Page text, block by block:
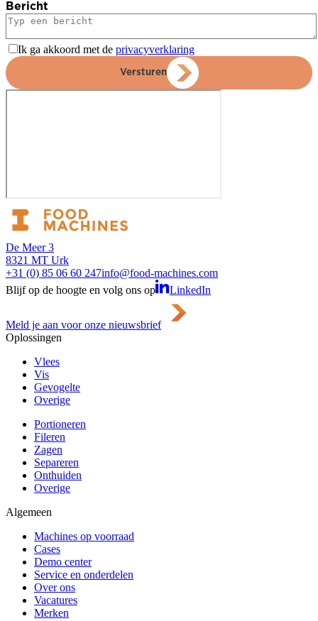
Bericht
Ik ga akkoord met de privacyverklaring
Versturen
De Meer 3
8321 MT Urk
+31 (0) 85 06 60 247info@food-machines.com
Blijf op de hoogte en volg ons op
LinkedIn
Meld je aan voor onze nieuwsbrief
Oplossingen
Vlees
Vis
Gevogelte
Overige
Portioneren
Fileren
Zagen
Separeren
Onthuiden
Overige
Algemeen
Machines op voorraad
Cases
Demo center
Service en onderdelen
Over ons
Vacatures
Merken